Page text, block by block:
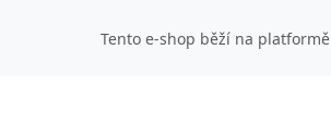
Tento e-shop běží na platformě